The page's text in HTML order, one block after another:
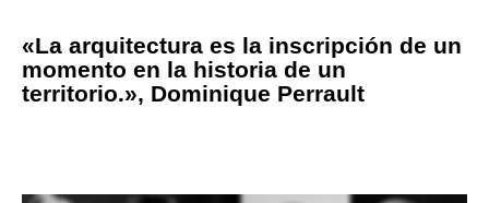
«La arquitectura es la inscripción de un
momento en la historia de un
territorio.», Dominique Perrault